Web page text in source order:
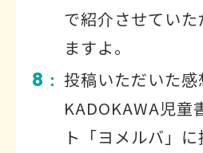
で紹介させてい
ますよ。
8 ： 投稿いただいた感
KADOKAWA児童
ト「ヨメルバ」